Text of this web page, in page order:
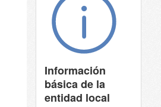
Información
básica de la
entidad local